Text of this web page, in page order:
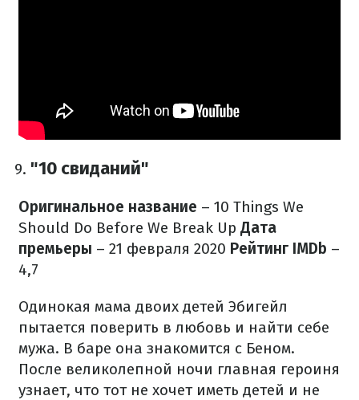
"10 свиданий"
Оригинальное название – 10 Things We
Should Do Before We Break Up Дата
премьеры – 21 февраля 2020 Рейтинг IMDb –
4,7
Одинокая мама двоих детей Эбигейл
пытается поверить в любовь и найти себе
мужа. В баре она знакомится с Беном.
После великолепной ночи главная героиня
узнает, что тот не хочет иметь детей и не